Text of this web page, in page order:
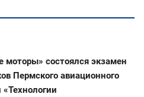
состоялся экзамен
Пермского авиационного